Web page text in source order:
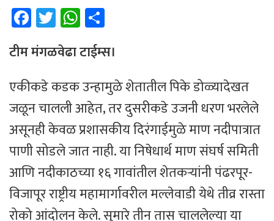
Fa
ce
b
o
ok
T
wi
tt
er
W
h
at
sA
p
p
e
टीम ​मंगळवेढा टाईम्स।
एकीकडे कडक उन्हामुळे शेतातील पिके डोळ्यादेखत
जळून चालली आहेत, तर दुसरीकडे उजनी धरण भरलेले
असूनही केवळ प्रशासकीय दिरंगाईमुळे माण नदीपात्रात
पाणी सोडले जात नाही. या निषेधार्थ माण संघर्ष समिती
आणि नदीकाठच्या १६ गावांतील शेतकऱ्यांनी पंढरपूर-
विजापूर राष्ट्रीय महामार्गावरील मल्लेवाडी येथे तीव्र रास्ता
रोको आंदोलन केले. सुमारे तीन तास चाललेल्या या